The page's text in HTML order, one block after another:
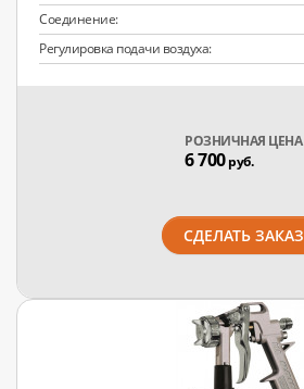
Соединение:
Регулировка подачи воздуха:
РОЗНИЧНАЯ ЦЕНА
6 700руб.
СДЕЛАТЬ ЗАКАЗ